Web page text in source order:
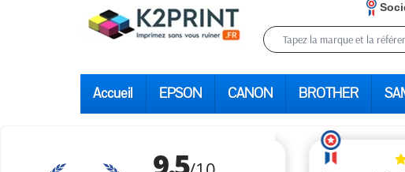
Accueil EPSON CANON BROTHER